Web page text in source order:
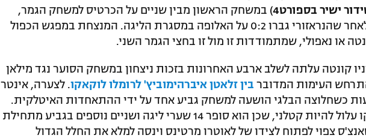
) במשחק הראשון מבין שניים על הכרטיס למשחק הגמר,
כשבועיים בלבד לאחר שהנראזורי גברו 0:2 על האלופה במסגרת הליגה. המנצחת במפגש הכפול
או נאפולי, שמתמודדות זו מול זו בחצי הגמר השני.
קונטה עלתה לשלב ארבע האחרונות בזכות ניצחון במשחק הסוער נגד מילאן
העימות המדובר בין זלאטן איברהימוביץ' לרומלו לוקאקו. לצערה, אינטר
כשחלוצה הבלגי הושעה למשחק גביע אחד על ידי ההתאחדות האיטלקית.
חסרונו של לוקאקו עלול להיות קטלני, שכן הוא סופר 14 שערי ליגה ושניים נוספים בגביע מתחילת
צפוי לפתוח לצידו של לאוטרו מרטינס וינסה למלא את החלל הגדול